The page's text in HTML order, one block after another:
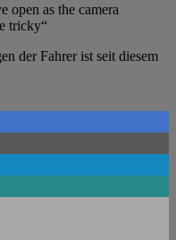
open as the camera
tricky“
der Fahrer ist seit diesem